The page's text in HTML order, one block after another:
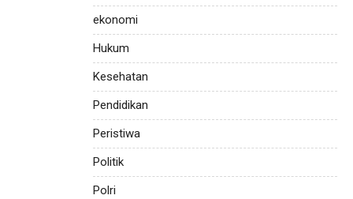
ekonomi
Hukum
Kesehatan
Pendidikan
Peristiwa
Politik
Polri